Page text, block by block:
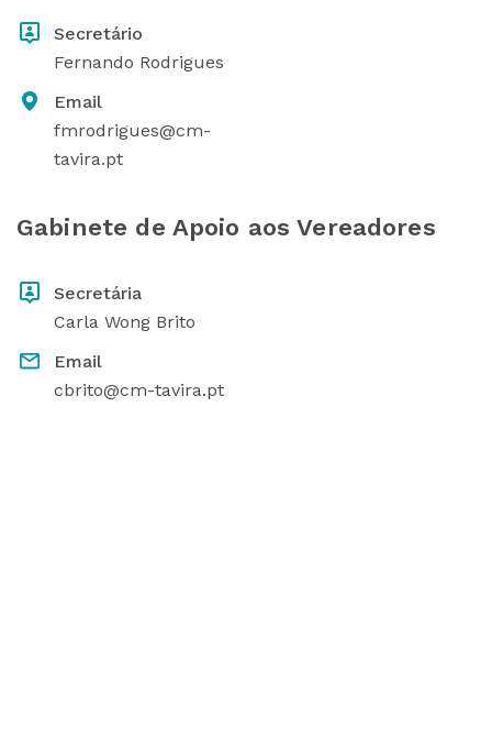
Secretário
Fernando Rodrigues
Email
fmrodrigues@cm-
tavira.pt
Gabinete de Apoio aos Vereadores
Secretária
Carla Wong Brito
Email
cbrito@cm-tavira.pt